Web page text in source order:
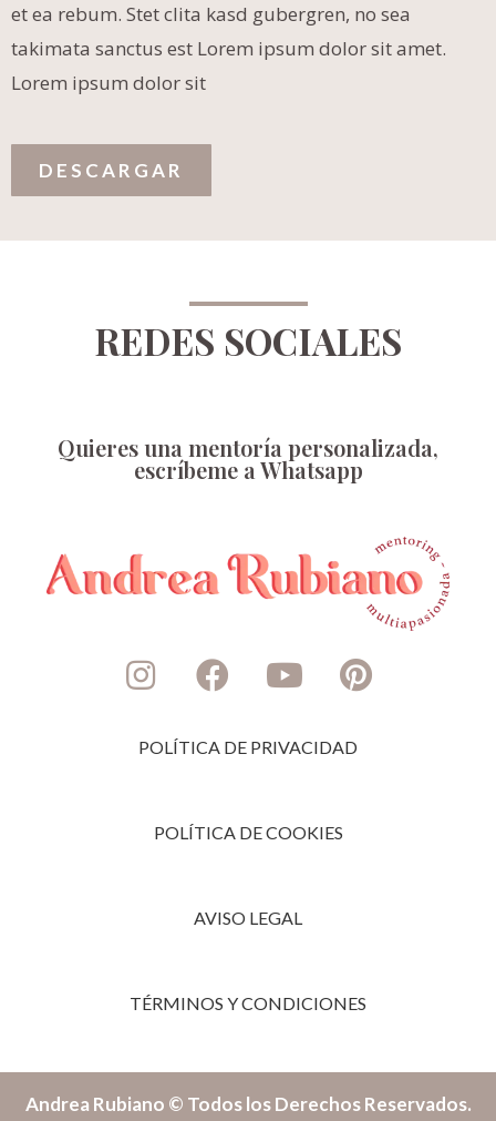
et ea rebum. Stet clita kasd gubergren, no sea
takimata sanctus est Lorem ipsum dolor sit amet.
Lorem ipsum dolor sit
DESCARGAR
REDES SOCIALES
Quieres una mentoría personalizada,
escríbeme a Whatsapp
POLÍTICA DE PRIVACIDAD
POLÍTICA DE COOKIES
AVISO LEGAL
TÉRMINOS Y CONDICIONES
Andrea Rubiano © Todos los Derechos Reservados.